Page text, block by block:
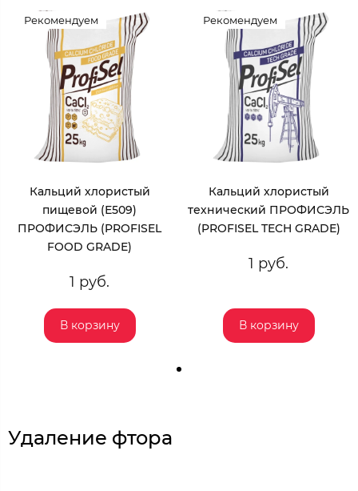
Рекомендуем
Кальций хлористый
пищевой (Е509)
ПРОФИСЭЛЬ (PROFISEL
FOOD GRADE)
1 руб.
В корзину
Рекомендуем
Кальций хлористый
технический ПРОФИСЭЛЬ
(PROFISEL TECH GRADE)
1 руб.
В корзину
Удаление фтора